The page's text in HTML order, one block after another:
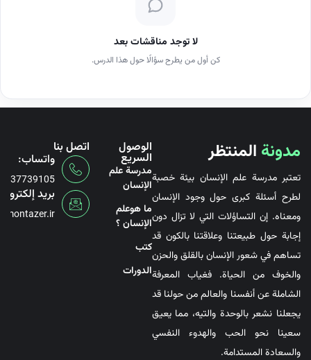
لا توجد مناقشات بعد
كن أول من يطرح سؤالًا حول هذا الدرس.
مدونة المنتظر
تعتبر مدرسة علم الإنسان بيئة خصبة
لطرح أسئلة كبرى حول وجود الإنسان
ومعناه. إن التساؤلات التي لا تزال دون
إجابة حول طبيعتنا وعلاقتنا بالكون قد
تساهم في شعور الإنسان بالقلق والحزن
والخوف من الحياة. فغياب المعرفة
الشاملة عن أنفسنا والعالم من حولنا قد
يجعلنا نشعر بالوحدة والتيه، مما يعيق
سعينا نحو الحب والهدوء النفسي
والسعادة المستدامة.
الوصول
السريع
مدرسة علم
الإنسان
ما هوعلم
الإنسان ؟
کتب
الدورات
اتصل بنا
واتساب:
بريد